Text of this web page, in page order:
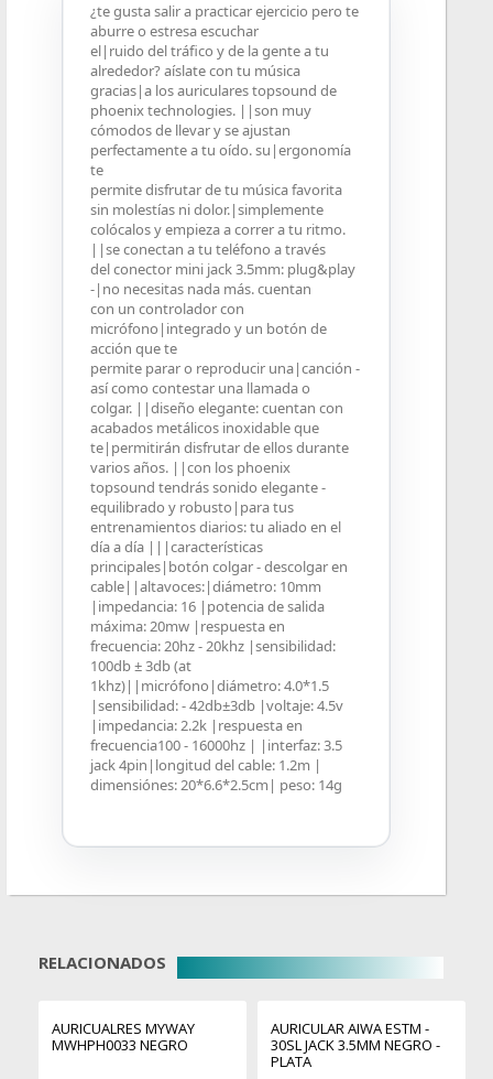
¿te gusta salir a practicar ejercicio pero te
aburre o estresa escuchar
el|ruido del tráfico y de la gente a tu
alrededor? aíslate con tu música
gracias|a los auriculares topsound de
phoenix technologies. ||son muy
cómodos de llevar y se ajustan
perfectamente a tu oído. su|ergonomía
te
permite disfrutar de tu música favorita
sin molestías ni dolor.|simplemente
colócalos y empieza a correr a tu ritmo.
||se conectan a tu teléfono a través
del conector mini jack 3.5mm: plug&play
-|no necesitas nada más. cuentan
con un controlador con
micrófono|integrado y un botón de
acción que te
permite parar o reproducir una|canción -
así como contestar una llamada o
colgar. ||diseño elegante: cuentan con
acabados metálicos inoxidable que
te|permitirán disfrutar de ellos durante
varios años. ||con los phoenix
topsound tendrás sonido elegante -
equilibrado y robusto|para tus
entrenamientos diarios: tu aliado en el
día a día |||características
principales|botón colgar - descolgar en
cable||altavoces:|diámetro: 10mm
|impedancia: 16 |potencia de salida
máxima: 20mw |respuesta en
frecuencia: 20hz - 20khz |sensibilidad:
100db ± 3db (at
1khz)||micrófono|diámetro: 4.0*1.5
|sensibilidad: - 42db±3db |voltaje: 4.5v
|impedancia: 2.2k |respuesta en
frecuencia100 - 16000hz | |interfaz: 3.5
jack 4pin|longitud del cable: 1.2m |
dimensiónes: 20*6.6*2.5cm| peso: 14g
RELACIONADOS
AURICUALRES MYWAY
MWHPH0033 NEGRO
AURICULAR AIWA ESTM -
30SL JACK 3.5MM NEGRO -
PLATA